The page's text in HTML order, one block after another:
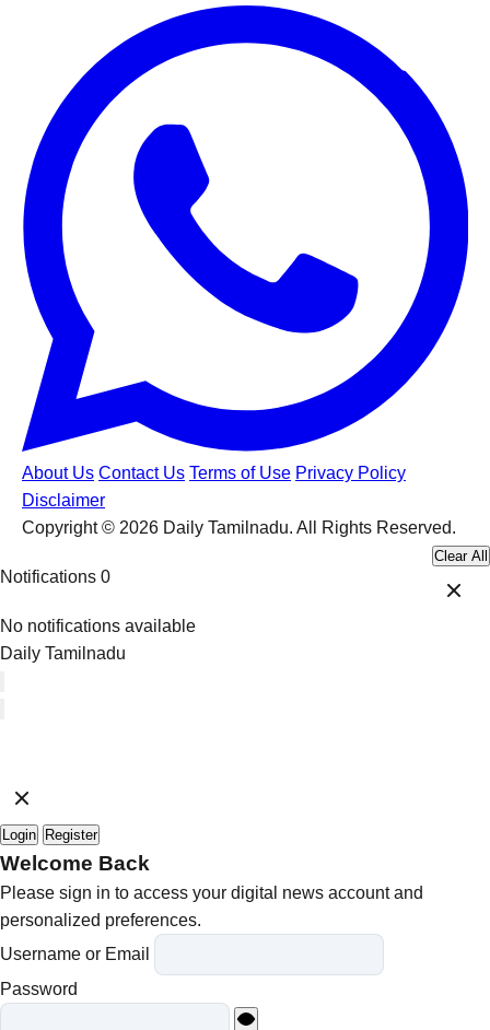
About Us Contact Us Terms of Use Privacy Policy
Disclaimer
Copyright © 2026 Daily Tamilnadu. All Rights Reserved.
Notifications 0
Clear All
No notifications available
Daily Tamilnadu
Login Register
Welcome Back
Please sign in to access your digital news account and
personalized preferences.
Username or Email
Password